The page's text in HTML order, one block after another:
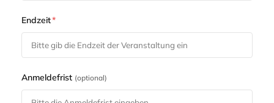
Endzeit*
Anmeldefrist (optional)